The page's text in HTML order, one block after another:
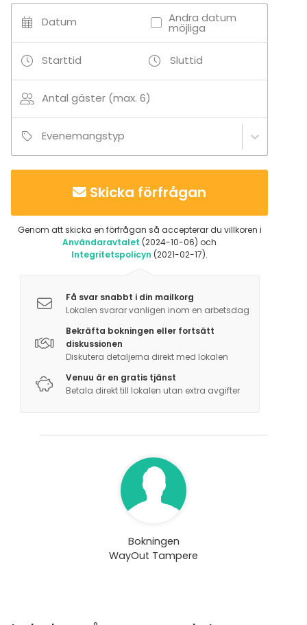
Datum Andra datum
möjliga
Starttid Sluttid
Antal gäster (max. 6)
Evenemangstyp
Skicka förfrågan
Genom att skicka en förfrågan så accepterar du villkoren i
Användaravtalet (2024-10-06) och
Integritetspolicyn (2021-02-17).
Få svar snabbt i din mailkorg
Lokalen svarar vanligen inom en arbetsdag
Bekräfta bokningen eller fortsätt
diskussionen
Diskutera detaljerna direkt med lokalen
Venuu är en gratis tjänst
Betala direkt till lokalen utan extra avgifter
Bokningen
WayOut Tampere